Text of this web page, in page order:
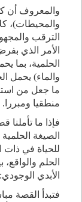
والمعروف أن
والمحيطات)،
الترقب
الأمر الذي
الحلمية، بما
والماء) يحمل
ما جعل من
منطقيا ومبررا.
فإذا ما
الصيغة
للحياة في ذات
الحلم
الأبدي
فتبدأ القصة